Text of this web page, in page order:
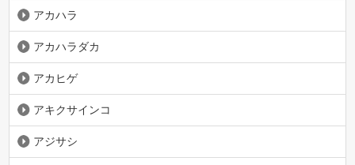
アカハラ
アカハラダカ
アカヒゲ
アキクサインコ
アジサシ